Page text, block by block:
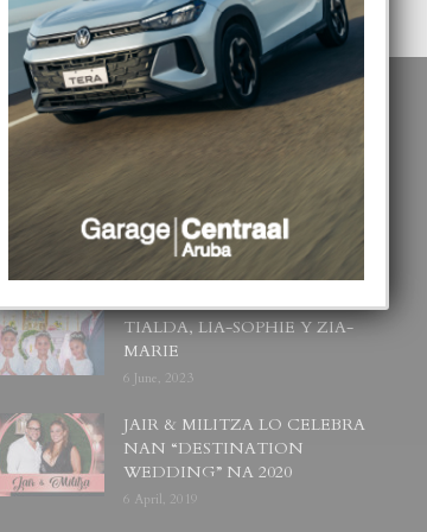
POPULAR POSTS
BODA MANSUR
3 December, 2019
UN DIA INOLVIDABEL PA
TIALDA, LIA-SOPHIE Y ZIA-
MARIE
6 June, 2023
JAIR & MILITZA LO CELEBRA
NAN “DESTINATION
WEDDING” NA 2020
6 April, 2019